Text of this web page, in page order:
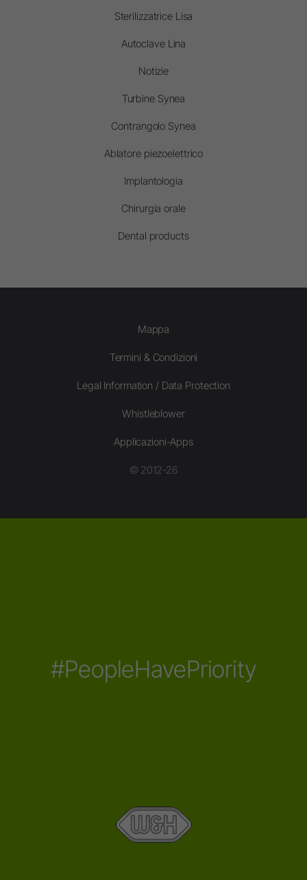
Sterilizzatrice Lisa
Autoclave Lina
Notizie
Turbine Synea
Contrangolo Synea
Ablatore piezoelettrico
Implantologia
Chirurgia orale
Dental products
Mappa
Termini & Condizioni
Legal Information / Data Protection
Whistleblower
Applicazioni-Apps
© 2012-26
#PeopleHavePriority